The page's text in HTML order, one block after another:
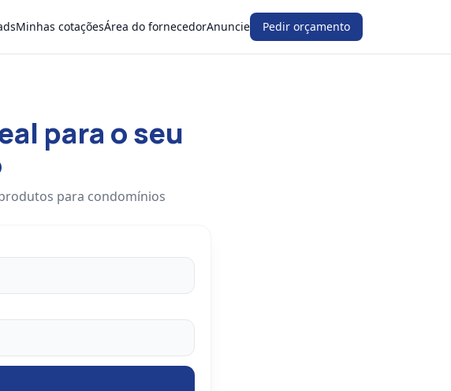
Minhas cotaçõesÁrea do fornecedorAnuncie Pedir orçamento
para o seu
para condomínios